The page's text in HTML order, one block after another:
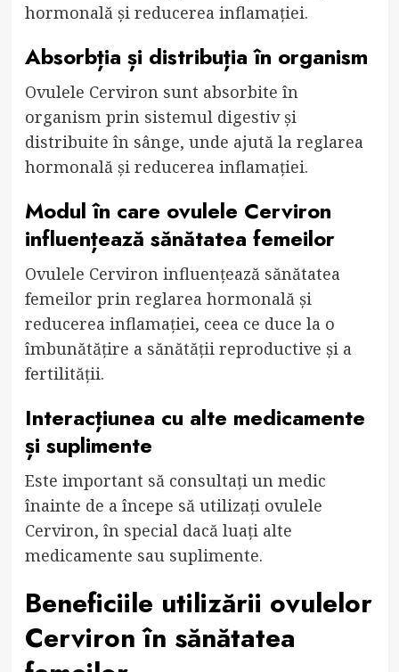
hormonală și reducerea inflamației.
Absorbția și distribuția în organism
Ovulele Cerviron sunt absorbite în
organism prin sistemul digestiv și
distribuite în sânge, unde ajută la reglarea
hormonală și reducerea inflamației.
Modul în care ovulele Cerviron
influențează sănătatea femeilor
Ovulele Cerviron influențează sănătatea
femeilor prin reglarea hormonală și
reducerea inflamației, ceea ce duce la o
îmbunătățire a sănătății reproductive și a
fertilității.
Interacțiunea cu alte medicamente
și suplimente
Este important să consultați un medic
înainte de a începe să utilizați ovulele
Cerviron, în special dacă luați alte
medicamente sau suplimente.
Beneficiile utilizării ovulelor
Cerviron în sănătatea